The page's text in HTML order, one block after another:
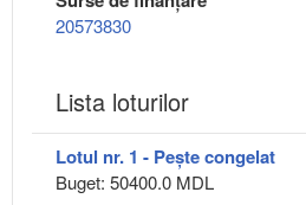
20573830
Lista loturilor
Lotul nr. 1 - Pește congelat
Buget: 50400.0 MDL